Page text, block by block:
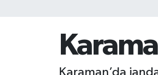
Karaman’da